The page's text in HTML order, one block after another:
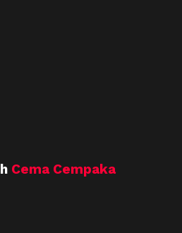
Cema Cempaka